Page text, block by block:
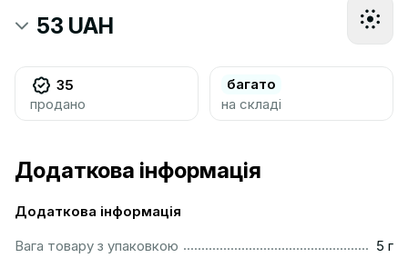
53 UAH
35
продано
багато
на складі
Додаткова інформація
Додаткова інформація
Вага товару з упаковкою
5 г